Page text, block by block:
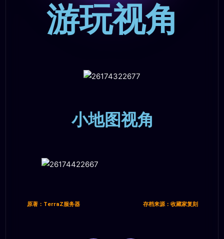
游玩视角
小地图视角
原著：TerraZ服务器 存档来源：收藏家复刻